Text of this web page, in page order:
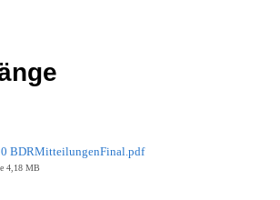
BDRMitteilungenFinal.pdf
4,18 MB